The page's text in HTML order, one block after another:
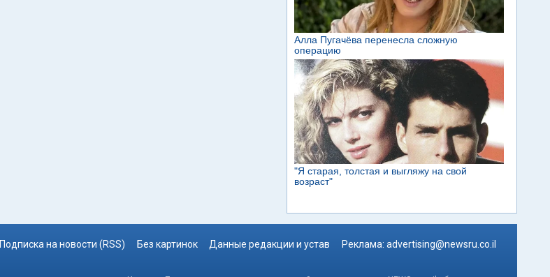
Подписка на новости (RSS) Без картинок Данные редакции и устав Реклама: advertising@newsru.co.il